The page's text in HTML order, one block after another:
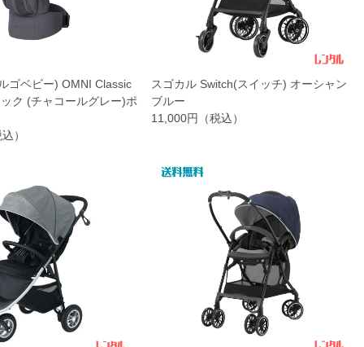
ゴベビー) OMNI Classic
ク (チャコールグレー)ポ
）
スゴカル Switch(スイッチ) オーシャン
ブルー
11,000円（税込）